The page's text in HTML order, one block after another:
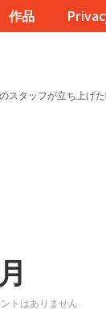
作品
タッフが立ち上げ
トはありません